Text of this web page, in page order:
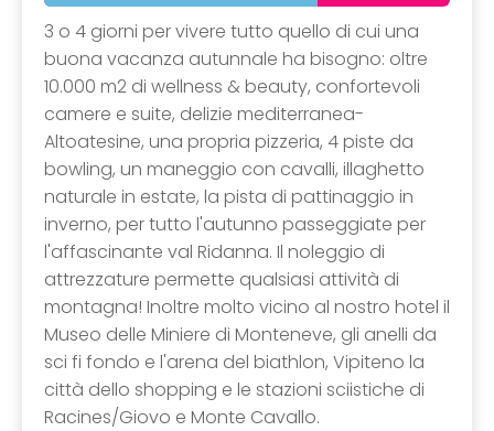
3 o 4 giorni per vivere tutto quello di cui una
buona vacanza autunnale ha bisogno: oltre
10.000 m2 di wellness & beauty, confortevoli
camere e suite, delizie mediterranea-
Altoatesine, una propria pizzeria, 4 piste da
bowling, un maneggio con cavalli, illaghetto
naturale in estate, la pista di pattinaggio in
inverno, per tutto l'autunno passeggiate per
l'affascinante val Ridanna. Il noleggio di
attrezzature permette qualsiasi attività di
montagna! Inoltre molto vicino al nostro hotel il
Museo delle Miniere di Monteneve, gli anelli da
sci fi fondo e l'arena del biathlon, Vipiteno la
città dello shopping e le stazioni sciistiche di
Racines/Giovo e Monte Cavallo.